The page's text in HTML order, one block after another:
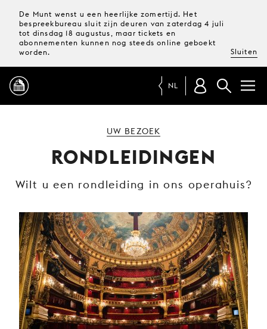
De Munt wenst u een heerlijke zomertijd. Het
bespreekbureau sluit zijn deuren van zaterdag 4 juli
tot dinsdag 18 augustus, maar tickets en
abonnementen kunnen nog steeds online geboekt
worden.
Sluiten
MAGAZINE
UW
BEZOEK
JONG
PUBLIEK
DE
MUNT
NL
UW BEZOEK
RONDLEIDINGEN
Wilt u een rondleiding in ons operahuis?